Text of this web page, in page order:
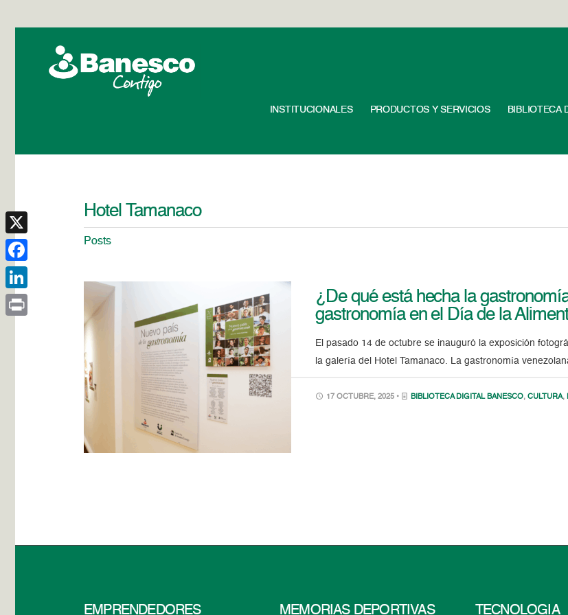
INSTITUCIONALES PRODUCTOS Y SERVICIOS BIBLIOTECA
Hotel Tamanaco
Posts
¿De qué está hecha la
gastronomía en el Día de la
El pasado 14 de octubre se inauguró la exposición
la galería del Hotel Tamanaco. La gastronomía
17 OCTUBRE, 2025 • BIBLIOTECA DIGITAL BANESCO,CULTURA,
EMPRENDEDORES MEMORIAS DEPORTIVAS TECNOLOGÍA
X
Facebook
LinkedIn